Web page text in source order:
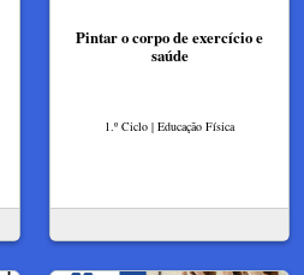
Pintar o corpo de exercício e
saúde
1.º Ciclo | Educação Física